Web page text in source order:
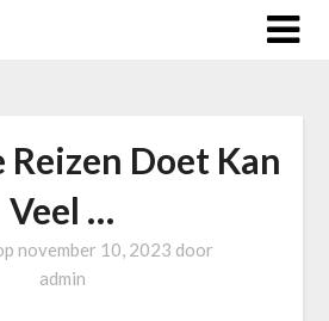
Doet Kan
Veel …
november 10, 2023 door
admin